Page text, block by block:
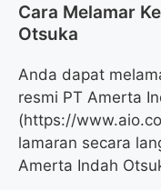
Cara Melamar
Otsuka
Anda dapat
resmi PT Amerta
(https://
lamaran secara
Amerta Indah